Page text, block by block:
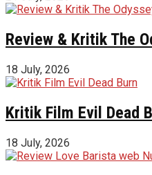
Review & Kritik The
18 July, 2026
Kritik Film Evil Dead
18 July, 2026